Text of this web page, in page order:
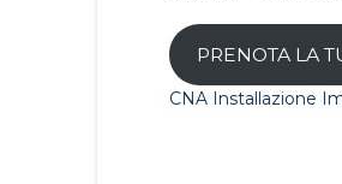
PRENOTA LA
CNA Installazione